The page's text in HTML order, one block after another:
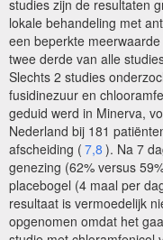
studies zijn de resultaten
lokale behandeling met
een beperkte
twee derde van alle
Slechts 2 studies
fusidinezuur en
geduid werd in Minerva,
Nederland bij 181
afscheiding ( 7,8 ). Na 7
genezing (62% versus
placebogel (4 maal per
resultaat is vermoedelijk
opgenomen omdat het